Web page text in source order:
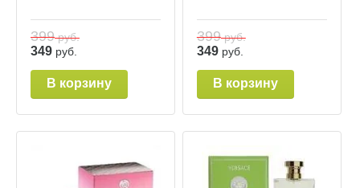
399руб.
349 руб.
В корзину
399руб.
349 руб.
В корзину